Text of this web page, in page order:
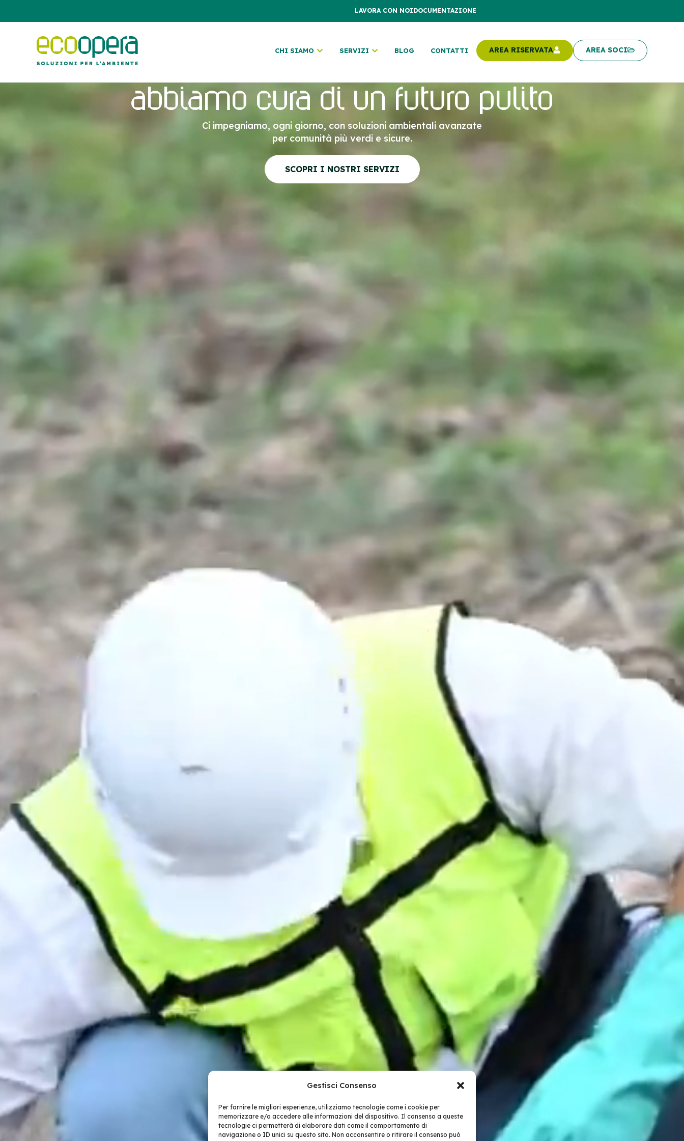
Gestisci Consenso
Per fornire le migliori esperienze, utilizziamo tecnologie come i cookie per
memorizzare e/o accedere alle informazioni del dispositivo. Il consenso a queste
tecnologie ci permetterà di elaborare dati come il comportamento di
navigazione o ID unici su questo sito. Non acconsentire o ritirare il consenso può
LAVORA CON NOIDOCUMENTAZIONE
CHI SIAMO SERVIZI BLOG CONTATTI AREA RISERVATA AREA SOCI
abbiamo cura di un futuro pulito
Ci impegniamo, ogni giorno, con soluzioni ambientali avanzate
per comunità più verdi e sicure.
SCOPRI I NOSTRI SERVIZI